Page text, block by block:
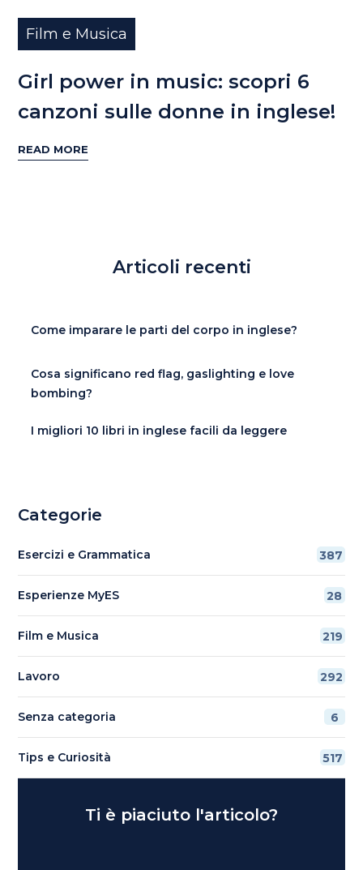
Film e Musica
Girl power in music: scopri 6
canzoni sulle donne in inglese!
READ MORE
Articoli recenti
Come imparare le parti del corpo in inglese?
Cosa significano red flag, gaslighting e love
bombing?
I migliori 10 libri in inglese facili da leggere
Categorie
Esercizi e Grammatica 387
Esperienze MyES 28
Film e Musica 219
Lavoro 292
Senza categoria 6
Tips e Curiosità 517
Ti è piaciuto l'articolo?